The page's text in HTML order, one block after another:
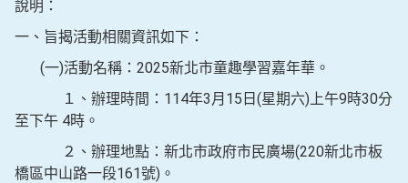
說明：
一、旨揭活動相關資訊如下：
(一)活動名稱：2025新北市童趣學習嘉年華。
１、辦理時間：114年3月15日(星期六)上午9時30分
至下午 4時。
２、辦理地點：新北市政府市民廣場(220新北市板
橋區中山路一段161號)。